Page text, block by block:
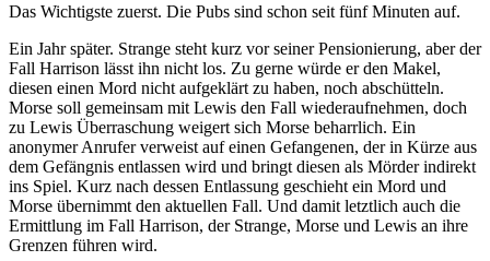
Das Wichtigste zuerst. Die Pubs sind schon seit fünf Minuten auf.
Ein Jahr später. Strange steht kurz vor seiner Pensionierung, aber der
Fall Harrison lässt ihn nicht los. Zu gerne würde er den Makel,
diesen einen Mord nicht aufgeklärt zu haben, noch abschütteln.
Morse soll gemeinsam mit Lewis den Fall wiederaufnehmen, doch
zu Lewis Überraschung weigert sich Morse beharrlich. Ein
anonymer Anrufer verweist auf einen Gefangenen, der in Kürze aus
dem Gefängnis entlassen wird und bringt diesen als Mörder indirekt
ins Spiel. Kurz nach dessen Entlassung geschieht ein Mord und
Morse übernimmt den aktuellen Fall. Und damit letztlich auch die
Ermittlung im Fall Harrison, der Strange, Morse und Lewis an ihre
Grenzen führen wird.